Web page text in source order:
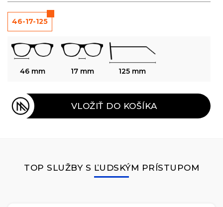
46-17-125
46 mm 17 mm 125 mm
VLOŽIŤ DO KOŠÍKA
TOP SLUŽBY S ĽUDSKÝM PRÍSTUPOM